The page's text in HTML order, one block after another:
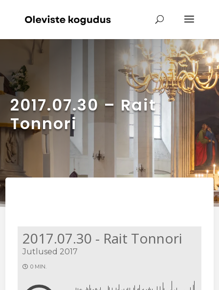
2017.07.30 – Rait
Tonnori
2017.07.30 - Rait Tonnori
Jutlused 2017
0 MIN.